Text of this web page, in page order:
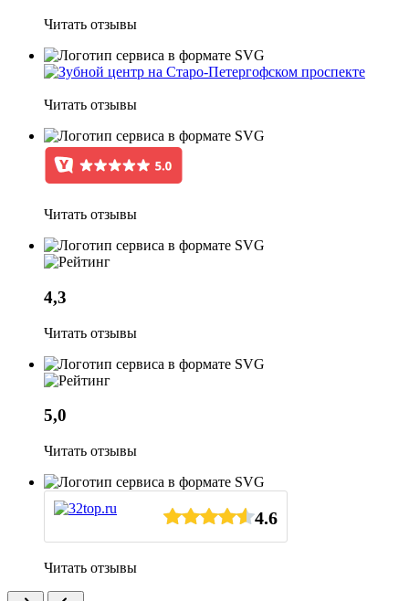
Читать отзывы
Читать отзывы
Читать отзывы
4,3
Читать отзывы
5,0
Читать отзывы
4.6
Читать отзывы